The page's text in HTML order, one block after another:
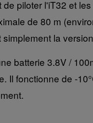
piloter l'iT32 et
de 80 m
la
batterie 3.8V /
fonctionne de -